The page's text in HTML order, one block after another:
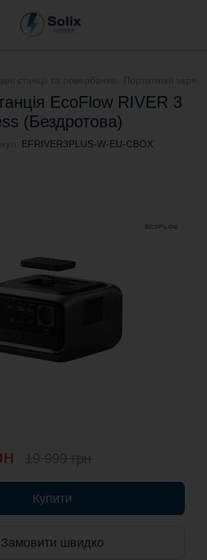
EcoFlow RIVER 3
(Бездротова)
EFRIVER3PLUS-W-EU-CBOX
Купити
Замовити швидко